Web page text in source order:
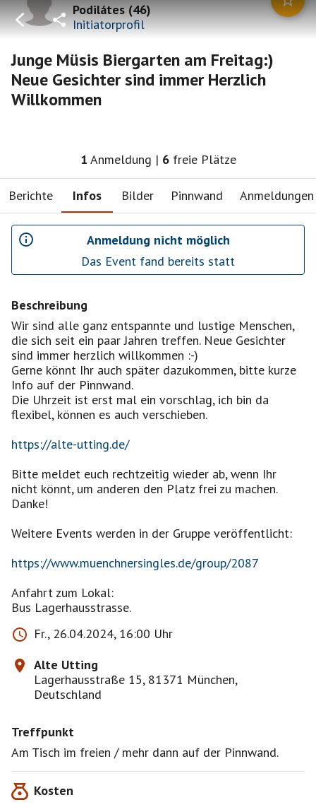
Podilátes(46)
Initiatorprofil
Junge Müsis Biergarten am Freitag:)
Neue Gesichter sind immer Herzlich
Willkommen
1 Anmeldung | 6 freie Plätze
Berichte Infos Bilder Pinnwand Anmeldungen
Anmeldung nicht möglich
Das Event fand bereits statt
Beschreibung
Wir sind alle ganz entspannte und lustige Menschen,
die sich seit ein paar Jahren treffen. Neue Gesichter
sind immer herzlich willkommen :-)
Gerne könnt Ihr auch später dazukommen, bitte kurze
Info auf der Pinnwand.
Die Uhrzeit ist erst mal ein vorschlag, ich bin da
flexibel, können es auch verschieben.
https://alte-utting.de/
Bitte meldet euch rechtzeitig wieder ab, wenn Ihr
nicht könnt, um anderen den Platz frei zu machen.
Danke!
Weitere Events werden in der Gruppe veröffentlicht:
https://www.muenchnersingles.de/group/2087
Anfahrt zum Lokal:
Bus Lagerhausstrasse.
Fr., 26.04.2024, 16:00 Uhr
Alte Utting
Lagerhausstraße 15, 81371 München,
Deutschland
Treffpunkt
Am Tisch im freien / mehr dann auf der Pinnwand.
Kosten